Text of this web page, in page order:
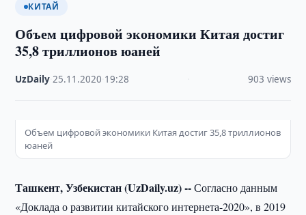
КИТАЙ
Объем цифровой экономики Китая достиг
35,8 триллионов юаней
UzDaily ·25.11.2020 19:28 903 views
Объем цифровой экономики Китая достиг 35,8 триллионов
юаней
Ташкент, Узбекистан (UzDaily.uz) --Согласно данным
«Доклада о развитии китайского интернета-2020», в 2019